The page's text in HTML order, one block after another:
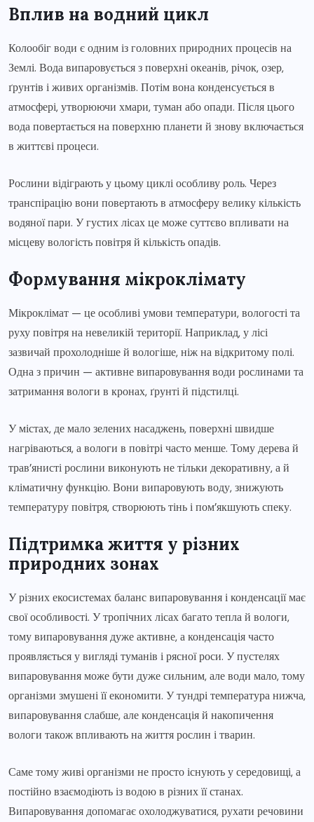
Вплив на водний цикл
Колообіг води є одним із головних природних процесів на
Землі. Вода випаровується з поверхні океанів, річок, озер,
ґрунтів і живих організмів. Потім вона конденсується в
атмосфері, утворюючи хмари, туман або опади. Після цього
вода повертається на поверхню планети й знову включається
в життєві процеси.
Рослини відіграють у цьому циклі особливу роль. Через
транспірацію вони повертають в атмосферу велику кількість
водяної пари. У густих лісах це може суттєво впливати на
місцеву вологість повітря й кількість опадів.
Формування мікроклімату
Мікроклімат — це особливі умови температури, вологості та
руху повітря на невеликій території. Наприклад, у лісі
зазвичай прохолодніше й вологіше, ніж на відкритому полі.
Одна з причин — активне випаровування води рослинами та
затримання вологи в кронах, ґрунті й підстилці.
У містах, де мало зелених насаджень, поверхні швидше
нагріваються, а вологи в повітрі часто менше. Тому дерева й
трав’янисті рослини виконують не тільки декоративну, а й
кліматичну функцію. Вони випаровують воду, знижують
температуру повітря, створюють тінь і пом’якшують спеку.
Підтримка життя у різних
природних зонах
У різних екосистемах баланс випаровування і конденсації має
свої особливості. У тропічних лісах багато тепла й вологи,
тому випаровування дуже активне, а конденсація часто
проявляється у вигляді туманів і рясної роси. У пустелях
випаровування може бути дуже сильним, але води мало, тому
організми змушені її економити. У тундрі температура нижча,
випаровування слабше, але конденсація й накопичення
вологи також впливають на життя рослин і тварин.
Саме тому живі організми не просто існують у середовищі, а
постійно взаємодіють із водою в різних її станах.
Випаровування допомагає охолоджуватися, рухати речовини